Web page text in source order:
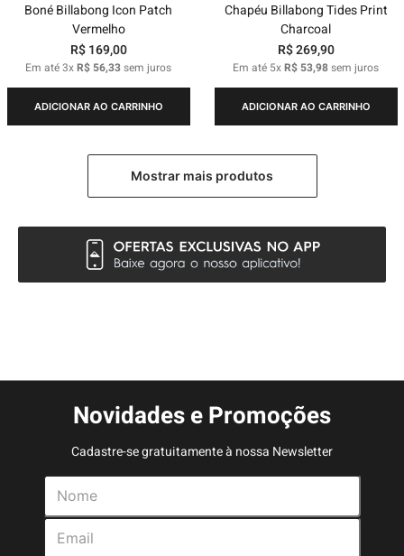
Boné Billabong Icon Patch
Vermelho
R$ 169,00
Em até3xR$ 56,33sem juros
ADICIONAR AO CARRINHO
Chapéu Billabong Tides Print
Charcoal
R$269,90
Em até 5xR$ 53,98sem juros
ADICIONAR AO CARRINHO
Novidades e Promoções
Cadastre-se gratuitamente à nossa Newsletter